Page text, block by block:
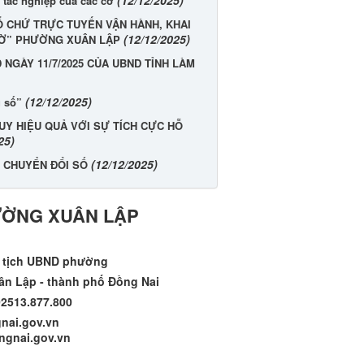
TRỰC TUYẾN VẬN HÀNH, KHAI
PHƯỜNG XUÂN LẬP (12/12/2025)
11/7/2025 CỦA UBND TỈNH LÀM
(12/12/2025)
HIỆU QUẢ VỚI SỰ TÍCH CỰC HỖ
ĐỔI SỐ (12/12/2025)
XUÂN LẬP
UBND phường
Lập - thành phố Đồng Nai